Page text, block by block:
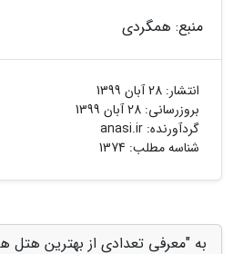
منبع: همگردی
انتشار: 28 آبان 1399
بروزرسانی: 28 آبان 1399
گردآورنده: anasi.ir
شناسه مطلب: 1374